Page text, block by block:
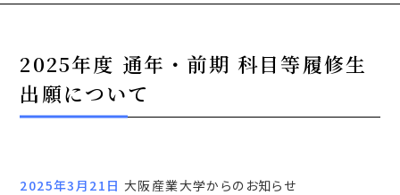
2025年度 通年・前期 科目等履修生
出願について
2025年3月21日 大阪産業大学からのお知らせ